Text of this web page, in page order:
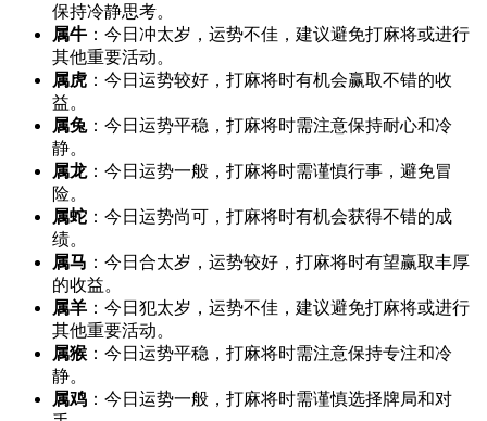
保持冷静思考。
属牛 ：今日冲太岁，运势不佳，建议避免打麻将或进行
其他重要活动。
属虎 ：今日运势较好，打麻将时有机会赢取不错的收
益。
属兔：今日运势平稳，打麻将时需注意保持耐心和冷
静。
属龙：今日运势一般，打麻将时需谨慎行事，避免冒
险。
属蛇 ：今日运势尚可，打麻将时有机会获得不错的成
绩。
属马 ：今日合太岁，运势较好，打麻将时有望赢取丰厚
的收益。
属羊 ：今日犯太岁，运势不佳，建议避免打麻将或进行
其他重要活动。
属猴 ：今日运势平稳，打麻将时需注意保持专注和冷
静。
属鸡 ：今日运势一般，打麻将时需谨慎选择牌局和对